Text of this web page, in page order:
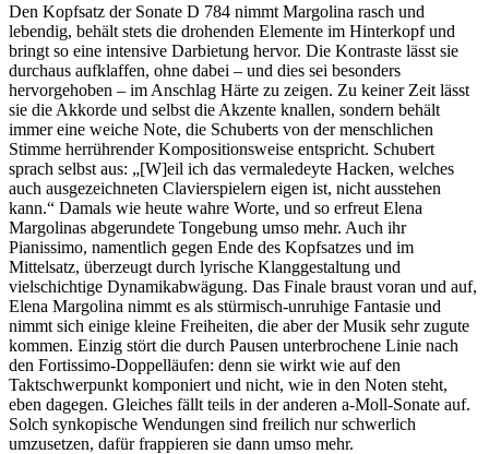
Den Kopfsatz der Sonate D 784 nimmt Margolina rasch und
lebendig, behält stets die drohenden Elemente im Hinterkopf und
bringt so eine intensive Darbietung hervor. Die Kontraste lässt sie
durchaus aufklaffen, ohne dabei – und dies sei besonders
hervorgehoben – im Anschlag Härte zu zeigen. Zu keiner Zeit lässt
sie die Akkorde und selbst die Akzente knallen, sondern behält
immer eine weiche Note, die Schuberts von der menschlichen
Stimme herrührender Kompositionsweise entspricht. Schubert
sprach selbst aus: „[W]eil ich das vermaledeyte Hacken, welches
auch ausgezeichneten Clavierspielern eigen ist, nicht ausstehen
kann.“ Damals wie heute wahre Worte, und so erfreut Elena
Margolinas abgerundete Tongebung umso mehr. Auch ihr
Pianissimo, namentlich gegen Ende des Kopfsatzes und im
Mittelsatz, überzeugt durch lyrische Klanggestaltung und
vielschichtige Dynamikabwägung. Das Finale braust voran und auf,
Elena Margolina nimmt es als stürmisch-unruhige Fantasie und
nimmt sich einige kleine Freiheiten, die aber der Musik sehr zugute
kommen. Einzig stört die durch Pausen unterbrochene Linie nach
den Fortissimo-Doppelläufen: denn sie wirkt wie auf den
Taktschwerpunkt komponiert und nicht, wie in den Noten steht,
eben dagegen. Gleiches fällt teils in der anderen a-Moll-Sonate auf.
Solch synkopische Wendungen sind freilich nur schwerlich
umzusetzen, dafür frappieren sie dann umso mehr.